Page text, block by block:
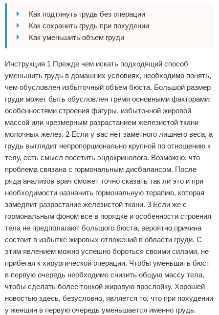
Похудание
Йога и пилатес
Хоккей
Волейбол
Детский спорт
Зимние виды спорта
Тренировки дома
Спортивное питание
Как подтянуть грудь без операции
Как сохранить грудь при похудении
Как уменьшить объем груди
Инструкция 1 Прежде чем искать подходящий способ
уменьшить грудь в домашних условиях, необходимо понять,
чем обусловлен избыточный объем бюста. Большой размер
груди может быть обусловлен тремя основными факторами:
особенностями строения фигуры, избыточной жировой
массой или чрезмерным разрастанием железистой ткани
молочных желез. 2 Если у вас нет заметного лишнего веса, а
грудь выглядит непропорционально крупной по отношению к
телу, есть смысл посетить эндокринолога. Возможно, что
проблема связана с гормональным дисбалансом. После
ряда анализов врач сможет точно сказать так ли это и при
необходимости назначить гормональную терапию, которая
замедлит разрастание железистой ткани. 3 Если же с
гормональным фоном все в порядке и особенности строения
тела не предполагают большого бюста, вероятно причина
состоит в избытке жировых отложений в области груди. С
этим явлением можно успешно бороться своими силами, не
прибегая к хирургической операции. Чтобы уменьшить бюст
в первую очередь необходимо снизить общую массу тела,
чтобы сделать более тонкой жировую прослойку. Хорошей
новостью здесь, безусловно, является то, что при похудении
у женщин в первую очередь уменьшается именно грудь.